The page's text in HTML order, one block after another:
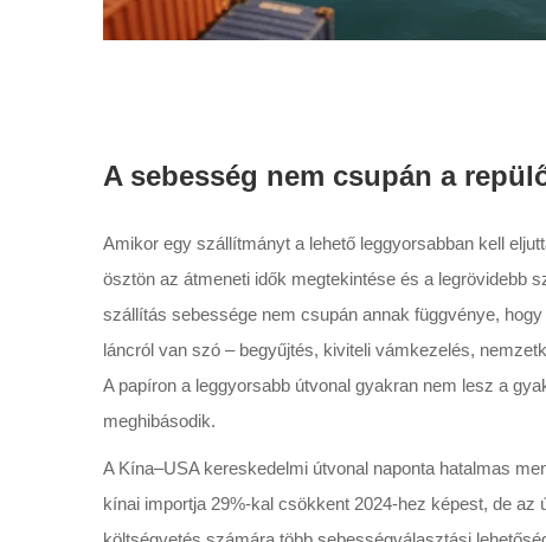
A sebesség nem csupán a
Amikor egy szállítmányt a lehető leggyorsabban kell
ösztön az átmeneti idők megtekintése és a legrövidebb
szállítás sebessége nem csupán annak függvénye,
láncról van szó – begyűjtés, kiviteli vámkezelés,
A papíron a leggyorsabb útvonal gyakran nem lesz a
meghibásodik.
A Kína–USA kereskedelmi útvonal naponta hatalmas
kínai importja 29%-kal csökkent 2024-hez képest, de